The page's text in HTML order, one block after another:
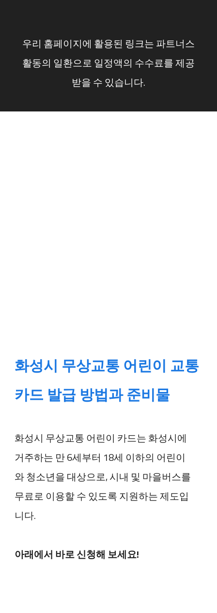
우리 홈페이지에 활용된 링크는 파트너스
활동의 일환으로 일정액의 수수료를 제공
받을 수 있습니다.
화성시 무상교통 어린이 교통
카드 발급 방법과 준비물
화성시 무상교통 어린이 카드는 화성시에
거주하는 만 6세부터 18세 이하의 어린이
와 청소년을 대상으로, 시내 및 마을버스를
무료로 이용할 수 있도록 지원하는 제도입
니다.
아래에서 바로 신청해 보세요!